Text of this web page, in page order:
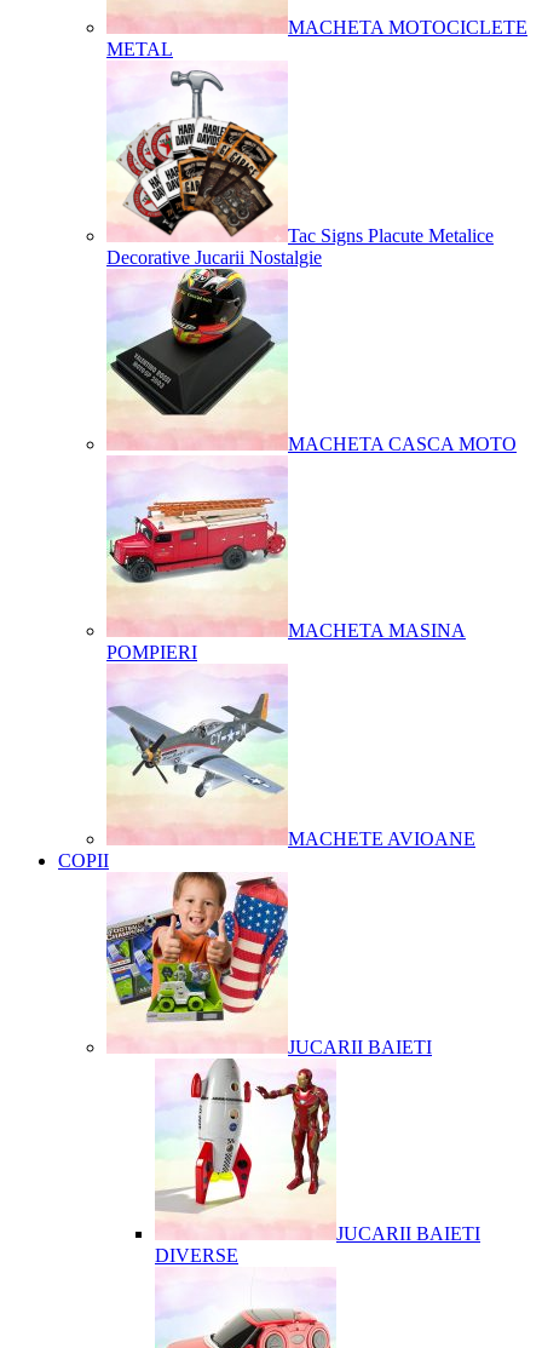
MACHETA MOTOCICLETE
METAL
Tac Signs Placute Metalice
Decorative Jucarii Nostalgie
MACHETA CASCA MOTO
MACHETA MASINA
POMPIERI
MACHETE AVIOANE
COPII
JUCARII BAIETI
JUCARII BAIETI
DIVERSE